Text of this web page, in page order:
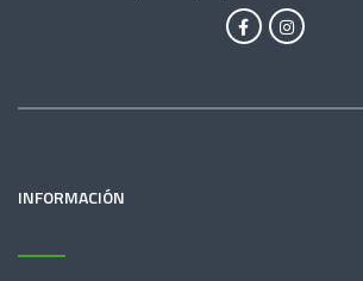
INFORMACIÓN